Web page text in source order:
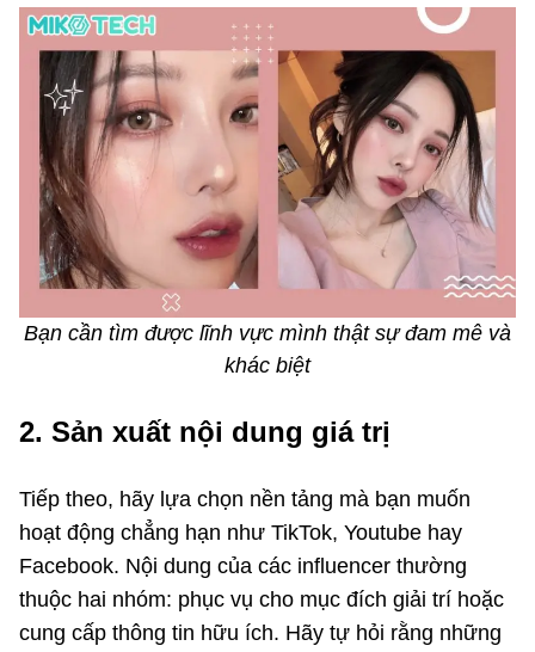
Bạn cần tìm được lĩnh vực mình thật sự đam mê và
khác biệt
2. Sản xuất nội dung giá trị
Tiếp theo, hãy lựa chọn nền tảng mà bạn muốn
hoạt động chẳng hạn như TikTok, Youtube hay
Facebook. Nội dung của các influencer thường
thuộc hai nhóm: phục vụ cho mục đích giải trí hoặc
cung cấp thông tin hữu ích. Hãy tự hỏi rằng những